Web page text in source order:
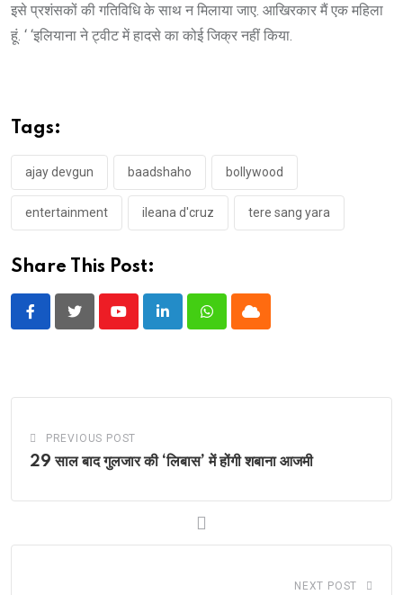
इसे प्रशंसकों की गतिविधि के साथ न मिलाया जाए. आखिरकार मैं एक महिला
हूं. ‘ ‘इलियाना ने ट्वीट में हादसे का कोई जिक्र नहीं किया.
Tags:
ajay devgun baadshaho bollywood
entertainment ileana d'cruz tere sang yara
Share This Post:
YoutubeLinkedInWhatsappCloud
PREVIOUS POST
29 साल बाद गुलजार की ‘लिबास’ में होंगी शबाना आजमी
NEXT POST